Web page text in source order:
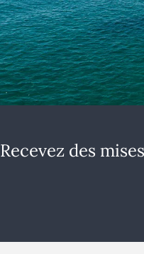
Recevez des